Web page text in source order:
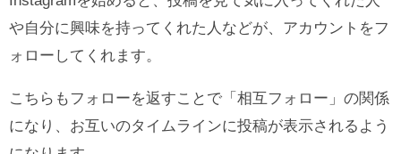
や自分に興味を持ってくれた人などが、アカウントをフ
ォローしてくれます。
こちらもフォローを返すことで「相互フォロー」の関係
になり、お互いのタイムラインに投稿が表示されるよう